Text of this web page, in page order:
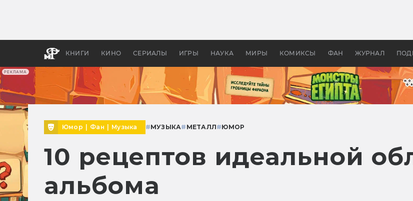
РЕКЛАМА
КНИГИ КИНО СЕРИАЛЫ ИГРЫ НАУКА МИРЫ КОМИКСЫ ФАН ЖУРНАЛ
апокалипсис, в России —
бы «Властелина
Юмор Фан Музыка #МУЗЫКА# МЕТАЛЛ#ЮМОР
10 рецептов идеальной
альбома